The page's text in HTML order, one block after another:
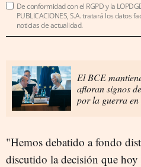
De conformidad con el RGPD y la
PUBLICACIONES, S.A. tratará los datos
noticias de actualidad.
El BCE
afloran signos
por la guerra
"Hemos debatido a fondo
discutido la decisión que